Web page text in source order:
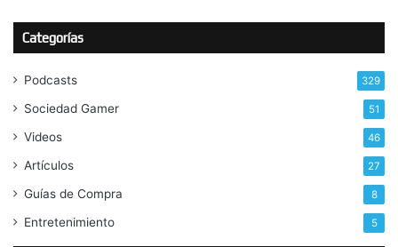
Categorías
Podcasts 329
Sociedad Gamer 51
Videos 46
Artículos 27
Guías de Compra 8
Entretenimiento 5